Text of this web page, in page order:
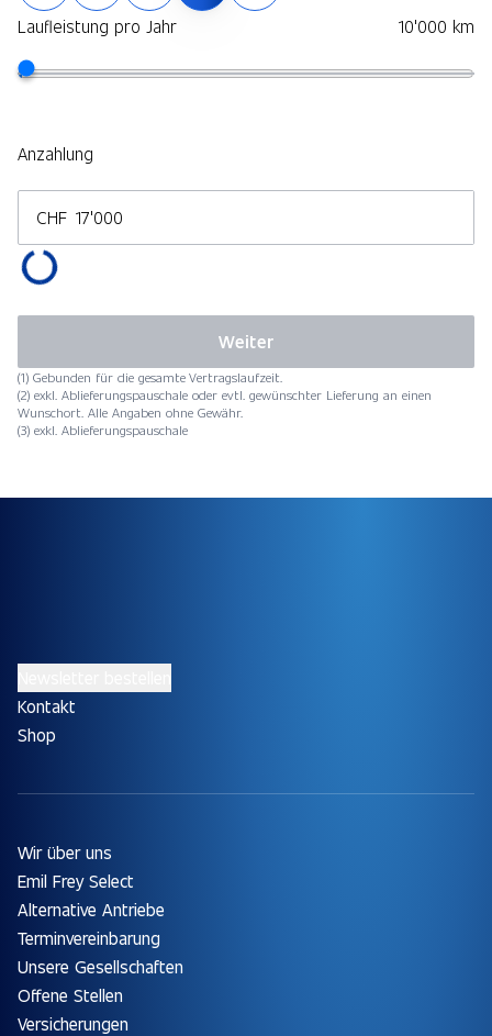
Laufleistung pro Jahr
10'000 km
Anzahlung
CHF
(1) Gebunden für die gesamte Vertragslaufzeit.
(2) exkl. Ablieferungspauschale oder evtl. gewünschter Lieferung an einen
Wunschort. Alle Angaben ohne Gewähr.
(3) exkl. Ablieferungspauschale
Weiter
Kontakt
Shop
Wir über uns
Emil Frey Select
Alternative Antriebe
Terminvereinbarung
Unsere Gesellschaften
Offene Stellen
Versicherungen